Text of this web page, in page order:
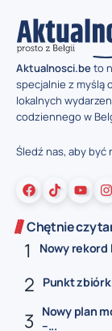
Aktualnosci.beto
specjalnie z myślą
lokalnych
codziennego w
Śledź nas, aby być
Chętnie
Nowy rekord
Punkt
Nowy plan
–...